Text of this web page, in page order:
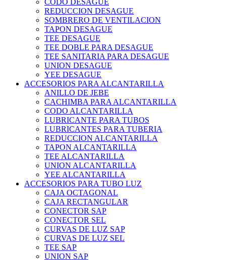
CODO DESAGUE
REDUCCION DESAGUE
SOMBRERO DE VENTILACION
TAPON DESAGUE
TEE DESAGUE
TEE DOBLE PARA DESAGUE
TEE SANITARIA PARA DESAGUE
UNION DESAGUE
YEE DESAGUE
ACCESORIOS PARA ALCANTARILLA
ANILLO DE JEBE
CACHIMBA PARA ALCANTARILLA
CODO ALCANTARILLA
LUBRICANTE PARA TUBOS
LUBRICANTES PARA TUBERIA
REDUCCION ALCANTARILLA
TAPON ALCANTARILLA
TEE ALCANTARILLA
UNION ALCANTARILLA
YEE ALCANTARILLA
ACCESORIOS PARA TUBO LUZ
CAJA OCTAGONAL
CAJA RECTANGULAR
CONECTOR SAP
CONECTOR SEL
CURVAS DE LUZ SAP
CURVAS DE LUZ SEL
TEE SAP
UNION SAP